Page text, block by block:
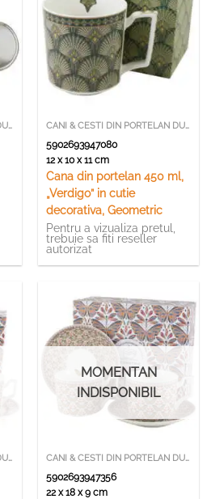
CANI & CESTI DIN PORTELAN DUO CANI & CESTI DIN PORTELAN DUO
5902693947080
12 x 10 x 11 cm
Cana din portelan 450 ml,
„Verdigo” in cutie
decorativa, Geometric
Pentru a vizualiza pretul,
trebuie sa fiti reseller
autorizat
CANI & CESTI DIN PORTELAN DUO
MOMENTAN
INDISPONIBIL
CANI & CESTI DIN PORTELAN DUO
5902693947356
22 x 18 x 9 cm